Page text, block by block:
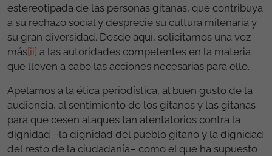
estereotipada de las personas gitanas, que contribuya
a su rechazo social y desprecie su cultura milenaria y
su gran diversidad. Desde aquí, solicitamos una vez
más[ii] a las autoridades competentes en la materia
que lleven a cabo las acciones necesarias para ello.
Apelamos a la ética periodística, al buen gusto de la
audiencia, al sentimiento de los gitanos y las gitanas
para que cesen ataques tan atentatorios contra la
dignidad –la dignidad del pueblo gitano y la dignidad
del resto de la ciudadanía– como el que ha supuesto